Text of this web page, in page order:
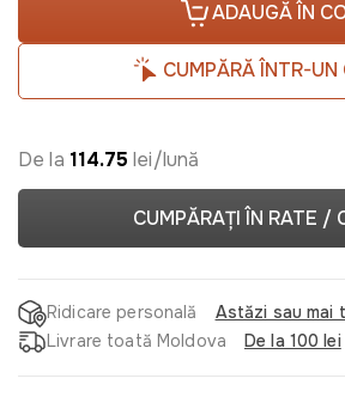
ADAUGĂ ÎN
CUMPĂRĂ ÎNTR-UN
De la 114.75 lei/lună
CUMPĂRAȚI ÎN RATE /
Ridicare personală
Astăzi sau mai
Livrare toată Moldova
De la 100 lei